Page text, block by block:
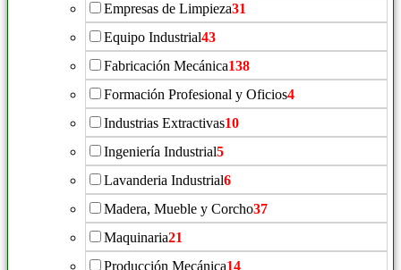
Empresas de Limpieza31
Equipo Industrial43
Fabricación Mecánica138
Formación Profesional y Oficios4
Industrias Extractivas10
Ingeniería Industrial5
Lavanderia Industrial6
Madera, Mueble y Corcho37
Maquinaria21
Producción Mecánica14